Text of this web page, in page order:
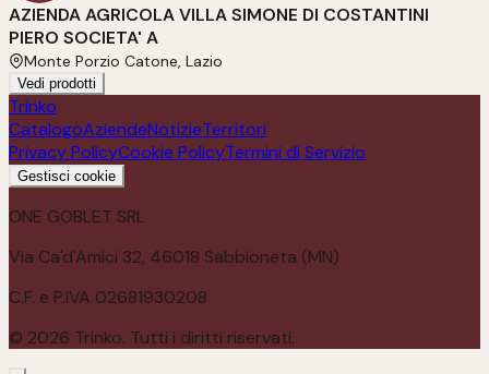
AZIENDA AGRICOLA VILLA SIMONE DI COSTANTINI
PIERO SOCIETA' A
Monte Porzio Catone, Lazio
Vedi prodotti
Trinko
CatalogoAziendeNotizieTerritori
Privacy PolicyCookie PolicyTermini di Servizio
Gestisci cookie
ONE GOBLET SRL
Via Ca'd'Amici 32, 46018 Sabbioneta (MN)
C.F. e P.IVA 02681930208
© 2026 Trinko. Tutti i diritti riservati.